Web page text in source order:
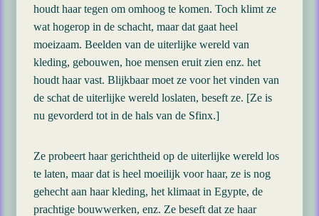
houdt haar tegen om omhoog te komen. Toch klimt ze
wat hogerop in de schacht, maar dat gaat heel
moeizaam. Beelden van de uiterlijke wereld van
kleding, gebouwen, hoe mensen eruit zien enz. het
houdt haar vast. Blijkbaar moet ze voor het vinden van
de schat de uiterlijke wereld loslaten, beseft ze. [Ze is
nu gevorderd tot in de hals van de Sfinx.]
Ze probeert haar gerichtheid op de uiterlijke wereld los
te laten, maar dat is heel moeilijk voor haar, ze is nog
gehecht aan haar kleding, het klimaat in Egypte, de
prachtige bouwwerken, enz. Ze beseft dat ze haar